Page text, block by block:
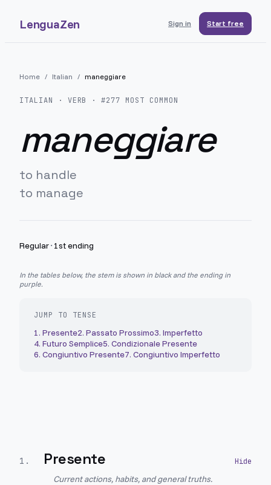
LenguaZen Sign in Start free
Home / Italian / maneggiare
ITALIAN · VERB · #277 MOST COMMON
maneggiare
to handle
to manage
Regular· 1st ending
In the tables below, the stem is shown in black and the ending in
purple.
JUMP TO TENSE
1. Presente2. Passato Prossimo3. Imperfetto
4. Futuro Semplice5. Condizionale Presente
6. Congiuntivo Presente7. Congiuntivo Imperfetto
1 . Presente
Current actions, habits, and general truths.